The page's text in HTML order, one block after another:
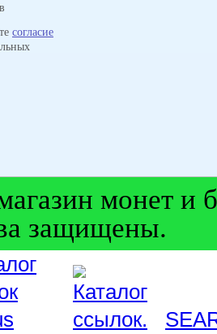
согласие
монет и
защищены.